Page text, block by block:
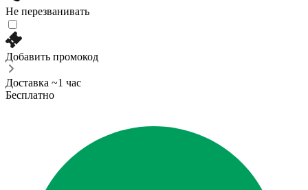
Не перезванивать
Добавить промокод
Доставка ~1 час
Бесплатно